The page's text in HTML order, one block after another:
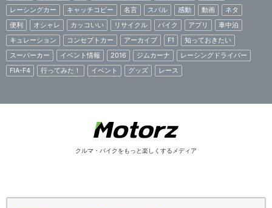
レーシングカー
キャッチコピー 名言 スバル 感動 動画
ネタ
便利
オシャレ カッコいい リサイクル バイク アプリ
車中泊
キュレーション
コンセプトカー アーカイブ F1
知っておきたい
スーパーカー
イベント情報 2016 ジムカーナ
レーシングドライバー
FIA-F4
行ってみた！ イベント グッズ レース
クルマ・バイクをもっと楽しくするメディア